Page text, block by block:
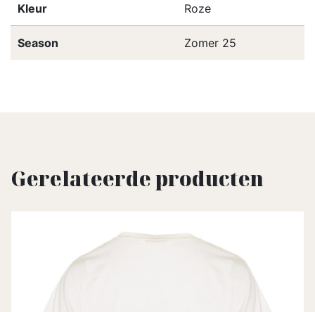
Kleur Roze
Season Zomer 25
Gerelateerde producten